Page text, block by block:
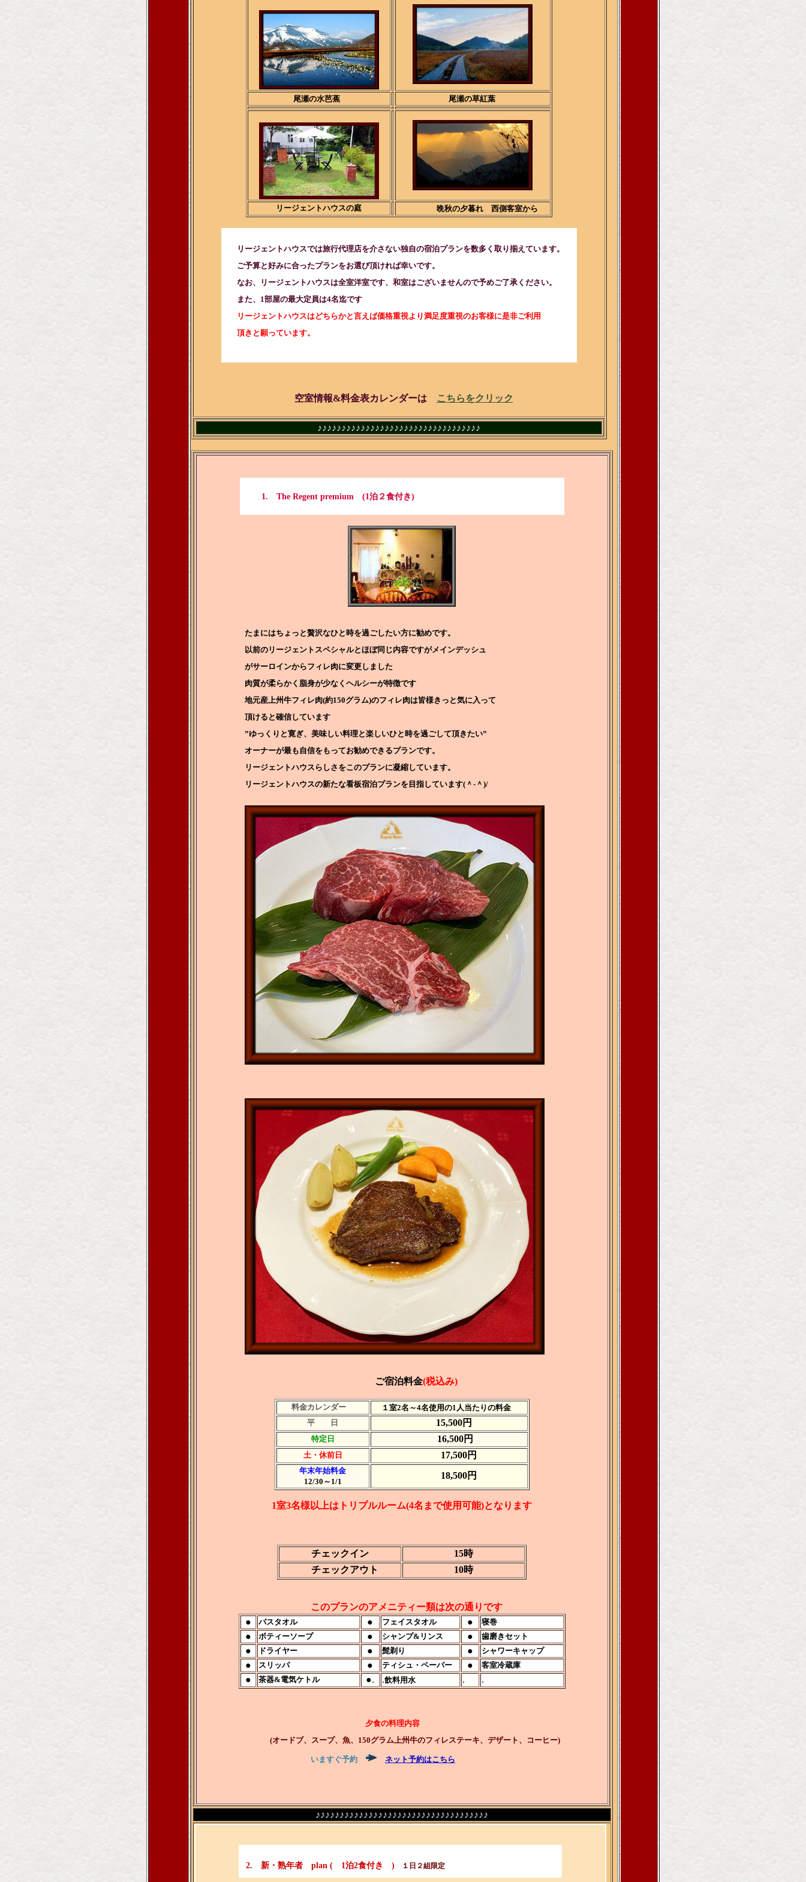
尾瀬の水芭蕉 尾瀬の草紅葉
リージェントハウスの庭 晩秋の夕暮れ西側客室から
リージェントハウスでは旅行代理店を介さない独自の宿泊プランを数多く取り揃えています。
ご予算と好みに合ったプランをお選び頂ければ幸いです。
なお、リージェントハウスは全室洋室です、和室はございませんので予めご了承ください。
また、1部屋の最大定員は4名迄です
リージェントハウスはどちらかと言えば価格重視より満足度重視のお客様に是非ご利用
頂きと願っています。
空室情報&料金表カレンダーは こちらをクリック
♪♪♪♪♪♪♪♪♪♪♪♪♪♪♪♪♪♪♪♪♪♪♪♪♪♪♪♪♪♪♪♪♪♪
1. The Regent premium (1泊２食付き)
たまにはちょっと贅沢なひと時を過ごしたい方に勧めです。
以前のリージェントスペシャルとほぼ同じ内容ですがメインデッシュ
がサーロインからフィレ肉に変更しました
肉質が柔らかく脂身が少なくヘルシーが特徴です
地元産上州牛フィレ肉(約150グラム)のフィレ肉は皆様きっと気に入って
頂けると確信しています
”ゆっくりと寛ぎ、美味しい料理と楽しいひと時を過ごして頂きたい”
オーナーが最も自信をもってお勧めできるプランです。
リージェントハウスらしさをこのプランに凝縮しています。
リージェントハウスの新たな看板宿泊プランを目指しています(＾-＾)/
ご宿泊料金(税込み)
料金カレンダー
１室2名～4名使用の1人当たりの料金
平 日
15,500円
特定日 16,500円
土・休前日 17,500円
年末年始料金
12/30～1/1
18,500円
1室3名様以上はトリプルルーム(4名まで使用可能)となります
チェックイン
15時
チェックアウト
10時
このプランのアメニティー類は次の通りです
●
バスタオル ● フェイスタオル ● 寝巻
● ボティーソープ ● シャンプ&リンス ● 歯磨きセット
● ドライヤー ● 髭剃り ● シャワーキャップ
● スリッパ ● ティシュ・ペーパー ● 客室冷蔵庫
● 茶器&電気ケトル ●. .飲料用水 . .
夕食の料理内容
(オードブ、スープ、魚、150グラム上州牛のフィレステーキ、デザート、コーヒー)
いますぐ予約 ネット予約はこちら
♪♪♪♪♪♪♪♪♪♪♪♪♪♪♪♪♪♪♪♪♪♪♪♪♪♪♪♪♪♪♪♪♪♪♪♪
2. 新・熟年者 plan ( 1泊2食付き ) １日２組限定